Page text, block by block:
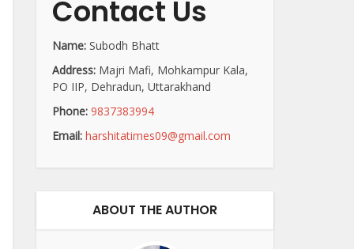
Contact Us
Name: Subodh Bhatt
Address: Majri Mafi, Mohkampur Kala,
PO IIP, Dehradun, Uttarakhand
Phone: 9837383994
Email: harshitatimes09@gmail.com
ABOUT THE AUTHOR